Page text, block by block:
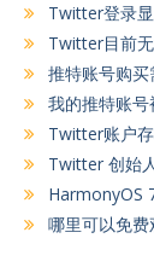
Twitter登录
Twitter目前
推特账号购买
我的推特账号
Twitter账户
Twitter 创始
HarmonyOS
哪里可以免